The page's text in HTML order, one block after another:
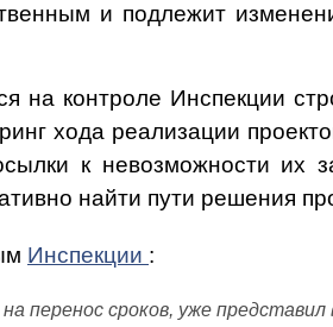
и подлежит
на контроле Инспекции
хода реализации
к невозможности их
найти пути решения
Инспекции :
сроков, уже представил